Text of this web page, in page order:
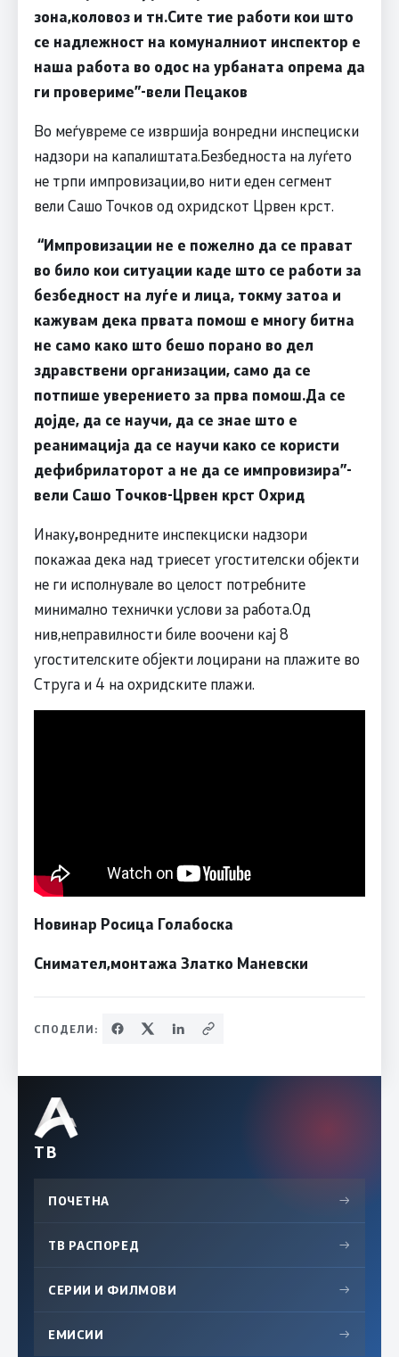
зона,коловоз и тн.Сите тие работи кои што
се надлежност на комуналниот инспектор е
наша работа во одос на урбаната опрема да
ги провериме”-вели Пецаков
Во меѓувреме се извршија вонредни инспециски
надзори на капалиштата.Безбедноста на луѓето
не трпи импровизации,во нити еден сегмент
вели Сашо Точков од охридскот Црвен крст.
“Импровизации не е пожелно да се прават
во било кои ситуации каде што се работи за
безбедност на луѓе и лица, токму затоа и
кажувам дека првата помош е многу битна
не само како што бешо порано во дел
здравствени организации, само да се
потпише уверението за прва помош.Да се
дојде, да се научи, да се знае што е
реанимација да се научи како се користи
дефибрилаторот а не да се импровизира”-
вели Сашо Точков-Црвен крст Охрид
Инаку,вонредните инспекциски надзори
покажаа дека над триесет угостителски објекти
не ги исполнувале во целост потребните
минимално технички услови за работа.Од
нив,неправилности биле воочени кај 8
угостителските објекти лоцирани на плажите во
Струга и 4 на охридските плажи.
Новинар Росица Голабоска
Снимател,монтажа Златко Маневски
СПОДЕЛИ:
ТВ
ПОЧЕТНА →
ТВ РАСПОРЕД →
СЕРИИ И ФИЛМОВИ →
ЕМИСИИ →